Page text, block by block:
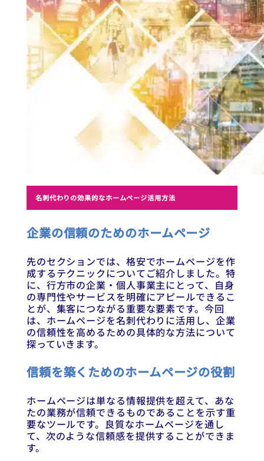
名刺代わりの効果的なホームページ活用方法
企業の信頼のためのホームページ
先のセクションでは、格安でホームページを作
成するテクニックについてご紹介しました。特
に、行方市の企業・個人事業主にとって、自身
の専門性やサービスを明確にアピールできるこ
とが、集客につながる重要な要素です。今回
は、ホームページを名刺代わりに活用し、企業
の信頼性を高めるための具体的な方法について
探っていきます。
信頼を築くためのホームページの役割
ホームページは単なる情報提供を超えて、あな
たの業務が信頼できるものであることを示す重
要なツールです。良質なホームページを通し
て、次のような信頼感を提供することができま
す。